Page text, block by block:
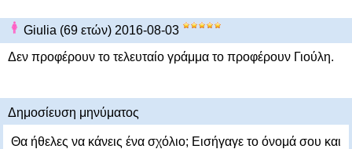
Giulia (69 ετών) 2016-08-03
Δεν προφέρουν το τελευταίο γράμμα το προφέρουν Γιούλη.
Δημοσίευση μηνύματος
Θα ήθελες να κάνεις ένα σχόλιο; Εισήγαγε το όνομά σου και